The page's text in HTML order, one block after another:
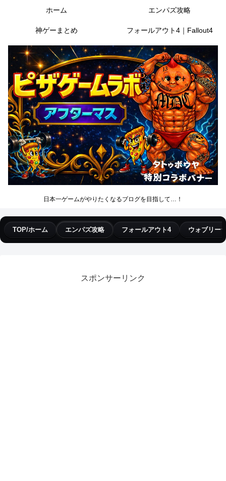
日本一ゲームがやりたくなるブログを目指して…！
ホーム エンパズ攻略
神ゲーまとめ フォールアウト4｜Fallout4
TOP/ホーム エンパズ攻略 フォールアウト4 ウォブリー
スポンサーリンク